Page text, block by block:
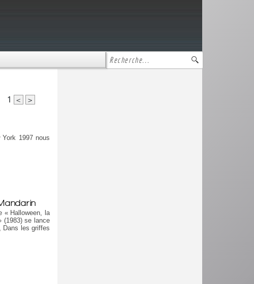
1 < >
1997 nous
« Halloween, la
(1983) se lance
Dans les griffes